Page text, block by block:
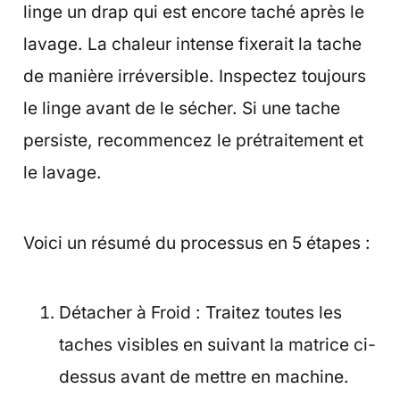
linge un drap qui est encore taché après le
lavage. La chaleur intense fixerait la tache
de manière irréversible. Inspectez toujours
le linge avant de le sécher. Si une tache
persiste, recommencez le prétraitement et
le lavage.
Voici un résumé du processus en 5 étapes :
Détacher à Froid : Traitez toutes les
taches visibles en suivant la matrice ci-
dessus avant de mettre en machine.